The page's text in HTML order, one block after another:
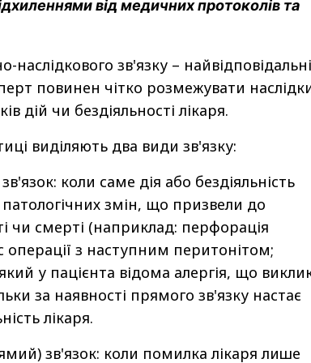
від медичних протоколів та
зв'язку –
повинен чітко розмежувати
дій чи бездіяльності лікаря.
виділяють два види зв'язку:
коли саме дія або бездіяльність
змін, що призвели до
чи смерті (наприклад: перфорація
операції з наступним перитонітом;
у пацієнта відома алергія, що
за наявності прямого зв'язку настає
лікаря.
зв'язок: коли помилка лікаря лише